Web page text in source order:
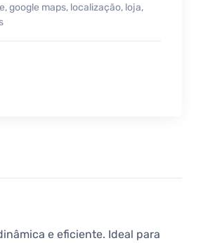
,google maps, localização, loja,
e eficiente. Ideal para